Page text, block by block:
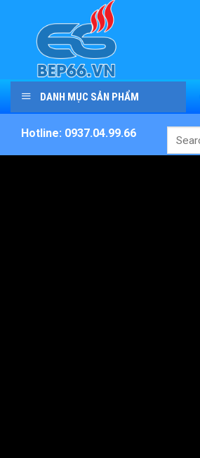
content
DANH MỤC SẢN PHẨM
Hotline: 0937.04.99.66
Search
for: